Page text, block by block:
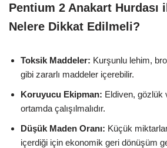
Pentium 2 Anakart Hurdası
Nelere Dikkat Edilmeli?
Toksik Maddeler: Kurşunlu lehim,
gibi zararlı maddeler içerebilir.
Koruyucu Ekipman: Eldiven, gözlük
ortamda çalışılmalıdır.
Düşük Maden Oranı: Küçük
içerdiği için ekonomik geri dönüşüm